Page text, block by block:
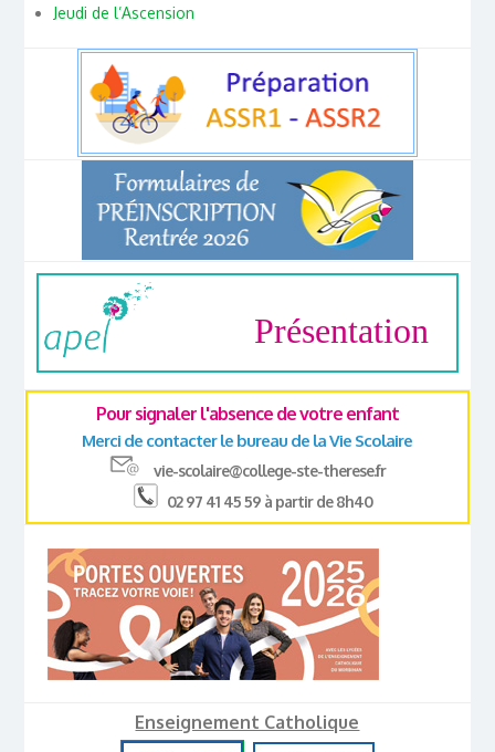
Jeudi de l’Ascension
Présentation
Pour signaler l'absence de votre enfant
Merci de contacter le bureau de la Vie Scolaire
vie-scolaire@college-ste-therese.fr
02 97 41 45 59 à partir de 8h40
Enseignement Catholique